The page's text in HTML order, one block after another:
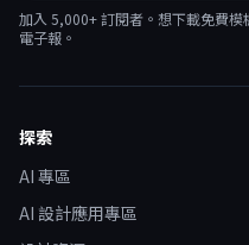
加入 5,000+ 訂閱者。想下載免費
電子報。
探索
AI 專區
AI 設計應用專區